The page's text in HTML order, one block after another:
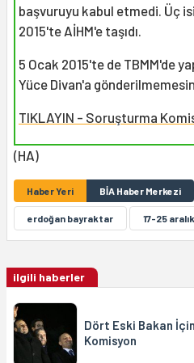
başvuruyu kabul etmedi. Üç
2015'te AİHM'e taşıdı.
5 Ocak 2015'te de TBMM'de
Yüce Divan'a
TIKLAYIN - Soruşturma
(HA)
Haber Yeri BİA Haber Merkezi
erdoğan bayraktar 17-25 aralık
ilgili haberler
Dört Eski Bakan
Komisyon